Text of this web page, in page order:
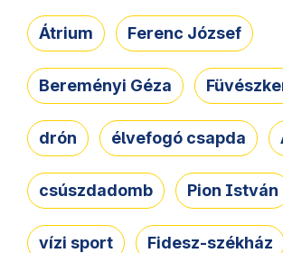
Átrium Ferenc József
Bereményi Géza
drón élvefogó csapda
csúszdadomb Pion István
vízi sport Fidesz-székház